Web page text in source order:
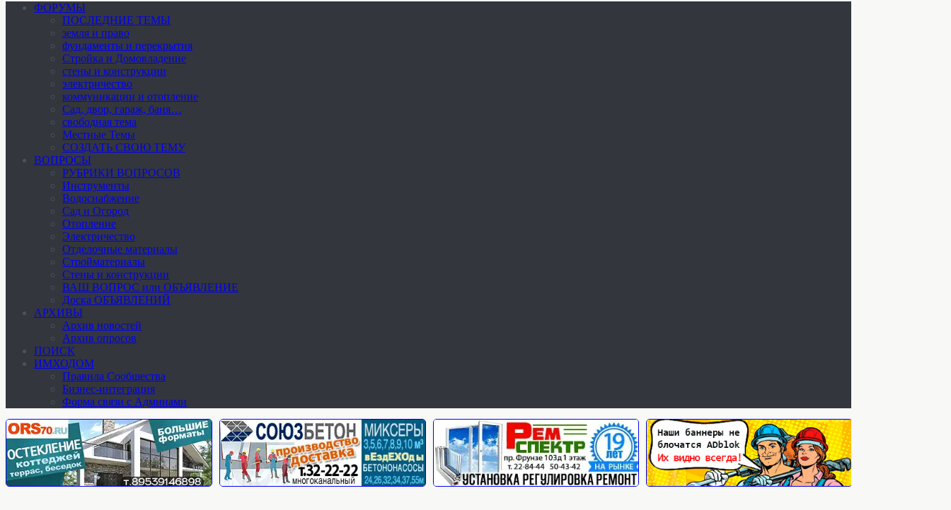
ФОРУМЫ
ПОСЛЕДНИЕ ТЕМЫ
земля и право
фундаменты и перекрытия
Стройка и Домовладение
стены и конструкции
электричество
коммуникации и отопление
Cад, двор, гараж, баня…
свободная тема
Местные Темы
СОЗДАТЬ СВОЮ ТЕМУ
ВОПРОСЫ
РУБРИКИ ВОПРОСОВ
Инструменты
Водоснабжение
Сад и Огород
Отопление
Электричество
Отделочные материалы
Стройматериалы
Стены и конструкции
ВАШ ВОПРОС или ОБЪЯВЛЕНИЕ
Доска ОБЪЯВЛЕНИЙ
АРХИВЫ
Архив новостей
Архив опросов
ПОИСК
ИМХОДОМ
Правила Сообщества
Бизнес-интеграция
Форма связи с Админами